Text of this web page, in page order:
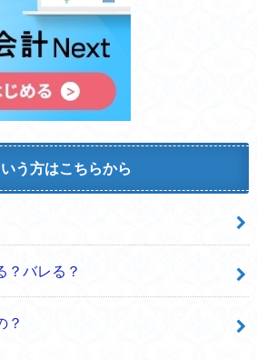
う方はこちらから
？バレる？
？